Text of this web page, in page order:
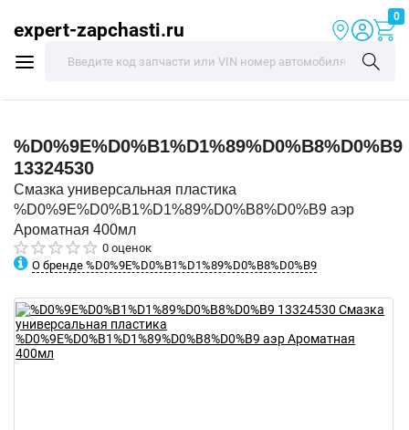
expert-zapchasti.ru
0
%D0%9E%D0%B1%D1%89%D0%B8%D0%B9
13324530
Смазка универсальная пластика
%D0%9E%D0%B1%D1%89%D0%B8%D0%B9 аэр
Ароматная 400мл
0 оценок
О бренде %D0%9E%D0%B1%D1%89%D0%B8%D0%B9